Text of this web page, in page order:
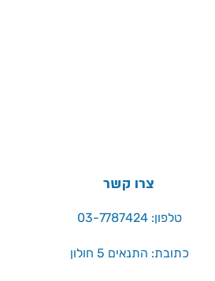
צרו קשר
טלפון: 03-7787424
כתובת: התנאים 5 חולון